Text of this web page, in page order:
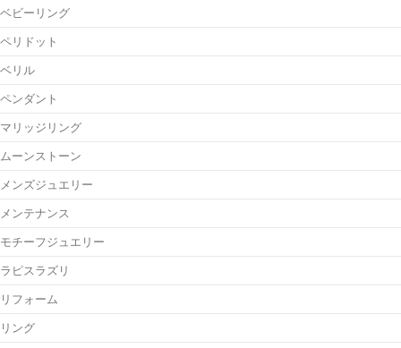
ベビーリング
ペリドット
ベリル
ペンダント
マリッジリング
ムーンストーン
メンズジュエリー
メンテナンス
モチーフジュエリー
ラピスラズリ
リフォーム
リング